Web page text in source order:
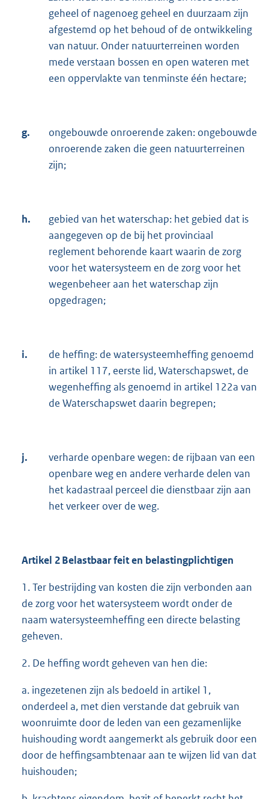
geheel of nagenoeg geheel en duurzaam zijn
afgestemd op het behoud of de ontwikkeling
van natuur. Onder natuurterreinen worden
mede verstaan bossen en open wateren met
een oppervlakte van tenminste één hectare;
g.
ongebouwde onroerende zaken: ongebouwde
onroerende zaken die geen natuurterreinen
zijn;
h.
gebied van het waterschap: het gebied dat is
aangegeven op de bij het provinciaal
reglement behorende kaart waarin de zorg
voor het watersysteem en de zorg voor het
wegenbeheer aan het waterschap zijn
opgedragen;
i.
de heffing: de watersysteemheffing genoemd
in artikel 117, eerste lid, Waterschapswet, de
wegenheffing als genoemd in artikel 122a van
de Waterschapswet daarin begrepen;
j.
verharde openbare wegen: de rijbaan van een
openbare weg en andere verharde delen van
het kadastraal perceel die dienstbaar zijn aan
het verkeer over de weg.
Artikel 2Belastbaar feit en belastingplichtigen
1. Ter bestrijding van kosten die zijn verbonden aan
de zorg voor het watersysteem wordt onder de
naam watersysteemheffing een directe belasting
geheven.
2. De heffing wordt geheven van hen die:
a. ingezetenen zijn als bedoeld in artikel 1,
onderdeel a, met dien verstande dat gebruik van
woonruimte door de leden van een gezamenlijke
huishouding wordt aangemerkt als gebruik door een
door de heffingsambtenaar aan te wijzen lid van dat
huishouden;